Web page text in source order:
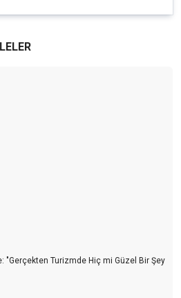
"Gerçekten Turizmde Hiç mi Güzel Bir Şey